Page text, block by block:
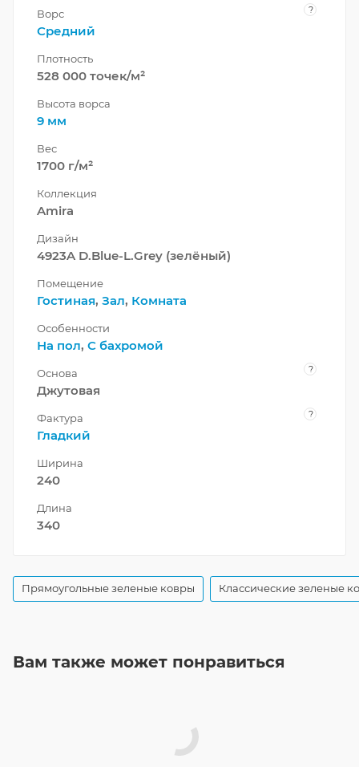
Ворс ?
Средний
Плотность
528 000 точек/м²
Высота ворса
9 мм
Вес
1700 г/м²
Коллекция
Amira
Дизайн
4923A D.Blue-L.Grey (зелёный)
Помещение
Гостиная, Зал, Комната
Особенности
На пол, С бахромой
Основа ?
Джутовая
Фактура ?
Гладкий
Ширина
240
Длина
340
Прямоугольные зеленые ковры Классические зеленые
Вам также может понравиться